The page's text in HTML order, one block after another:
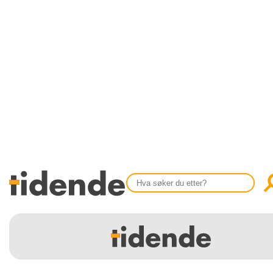
Tidligere utgaver
KONTAKT
OM OSS